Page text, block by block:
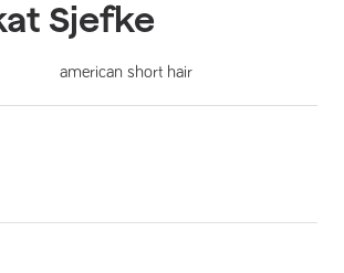
Sjefke
american short hair